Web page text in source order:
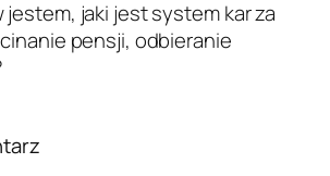
jestem, jaki jest system kar za
pensji, odbieranie